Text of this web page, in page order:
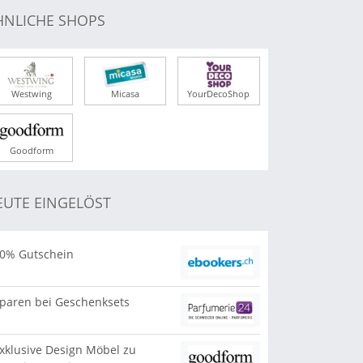
SHOPS
Westwing Micasa YourDecoShop
Goodform
EINGELÖST
Gutschein
bei Geschenksets
Design Möbel zu